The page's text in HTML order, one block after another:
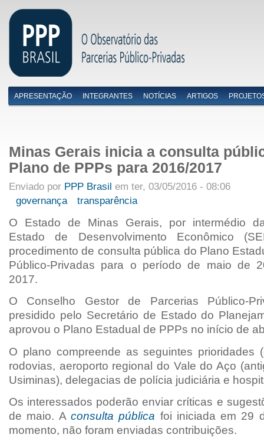
Menu primário
APRESENTAÇÃO INTEGRANTES NOTÍCIAS ARTIGOS
Minas Gerais inicia a consulta
Plano de PPPs para 2016/2017
Enviado por PPP Brasil em ter, 03/05/2016 - 08:06
governança
transparência
O Estado de Minas Gerais, por intermédio
Estado de Desenvolvimento Econômico
procedimento de consulta pública do Plano
Público-Privadas para o período de maio de
2017.
O Conselho Gestor de Parcerias Público-
presidido pelo Secretário de Estado do
aprovou o Plano Estadual de PPPs no início de
O plano compreende as seguintes prioridades
rodovias, aeroporto regional do Vale do Aço
Usiminas), delegacias de polícia judiciária e
Os interessados poderão enviar críticas e
de maio. A consulta pública foi iniciada em 29
momento, não foram enviadas contribuições.